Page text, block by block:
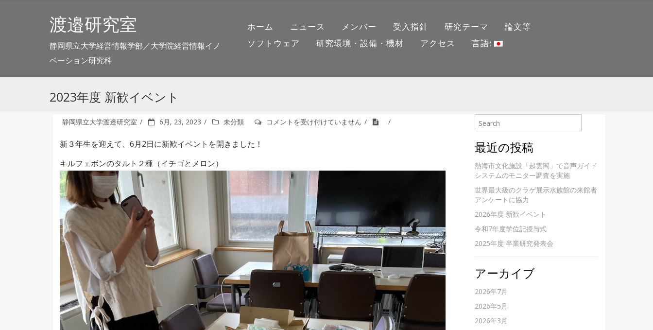
渡邉研究室
静岡県立大学経営情報学部／大学院経営情報イノ
ベーション研究科
ホーム ニュース メンバー 受入指針 研究テーマ
論文等
ソフトウェア
研究環境・設備・機材 アクセス 言語:
2023年度 新歓イベント
静岡県立大学渡邉研究室 6月, 23, 2023 未分類
2023
イ
ベ
ン
は
コメントを受け付けていません
新３年生を迎えて、6月2日に新歓イベントを開きました！
キルフェボンのタルト２種（イチゴとメロン）
最近の投稿
熱海市文化施設「起雲閣」で音声ガイド
システムのモニター調査を実施
世界最大級のクラゲ展示水族館の来館者
アンケートに協力
2026年度 新歓イベント
令和7年度学位記授与式
2025年度 卒業研究発表会
アーカイブ
2026年7月
2026年5月
2026年3月